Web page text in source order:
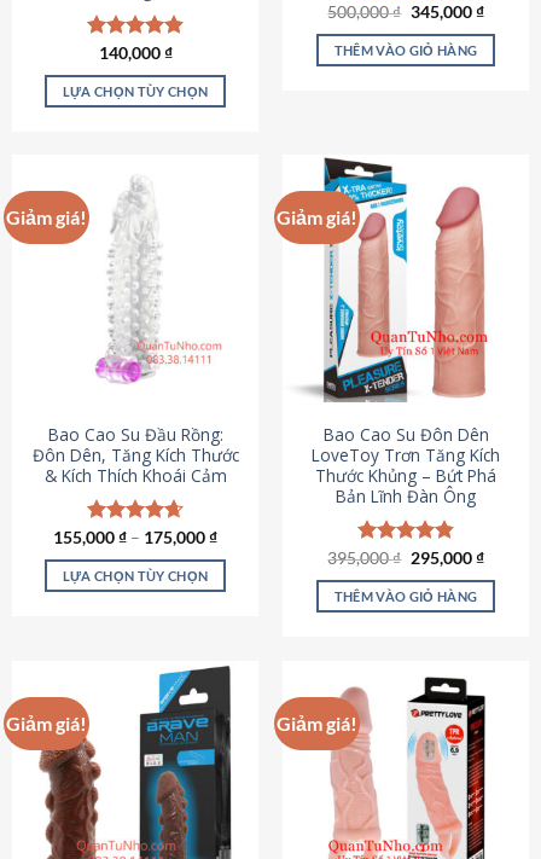
Được xếp
hạng4.88
5 sao
140,000₫
LỰA CHỌN TÙY CHỌN
có
nhiều
biến
thể.
Các
tùy
chọn
có
chọn
trên
trang
sản
phẩm
Được xếp
hạng4.85
5 sao
500,000₫ Giá
là:
500,000 ₫.
345,000₫Giá
tại
THÊM VÀO GIỎ HÀNG
Giảm giá!
Bao Cao Su Đầu Rồng:
Đôn Dên, Tăng Kích Thước
& Kích Thích Khoái Cảm
Được xếp
hạng4.69
5 sao
155,000₫ – 175,000₫
LỰA CHỌN TÙY CHỌN
nhiều
biến
thể.
Các
tùy
chọn
Giảm giá!
Bao Cao Su Đôn Dên
LoveToy Trơn Tăng Kích
Thước Khủng – Bứt Phá
Bản Lĩnh Đàn Ông
Được xếp
hạng4.82
5 sao
395,000₫ Giá
là:
395,000 ₫.
295,000₫Giá
tại
THÊM VÀO GIỎ HÀNG
Giảm giá! Giảm giá!